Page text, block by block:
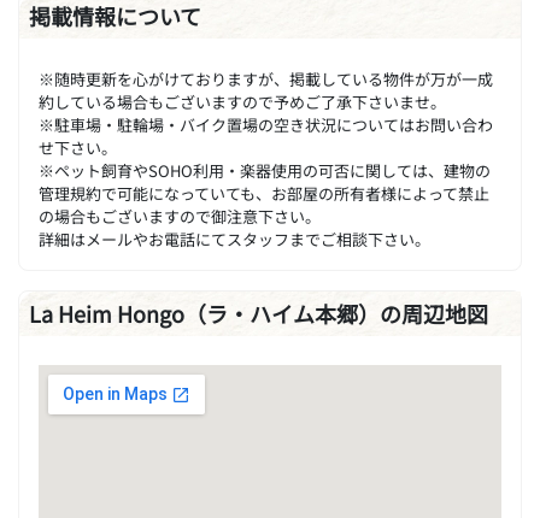
掲載情報について
※随時更新を心がけておりますが、掲載している物件が万が一成
約している場合もございますので予めご了承下さいませ。
※駐車場・駐輪場・バイク置場の空き状況についてはお問い合わ
せ下さい。
※ペット飼育やSOHO利用・楽器使用の可否に関しては、建物の
管理規約で可能になっていても、お部屋の所有者様によって禁止
の場合もございますので御注意下さい。
詳細はメールやお電話にてスタッフまでご相談下さい。
La Heim Hongo（ラ・ハイム本郷）の周辺地図